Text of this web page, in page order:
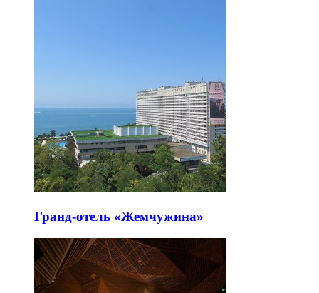
Гранд-отель «Жемчужина»